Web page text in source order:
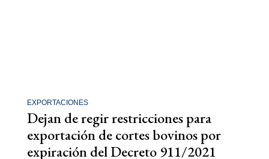
EXPORTACIONES
Dejan de regir restricciones para
exportación de cortes bovinos por
expiración del Decreto 911/2021